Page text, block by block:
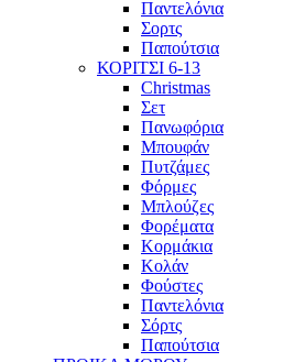
Παντελόνια
Σορτς
Παπούτσια
ΚΟΡΙΤΣΙ 6-13
Christmas
Σετ
Πανωφόρια
Μπουφάν
Πυτζάμες
Φόρμες
Μπλούζες
Φορέματα
Κορμάκια
Κολάν
Φούστες
Παντελόνια
Σόρτς
Παπούτσια